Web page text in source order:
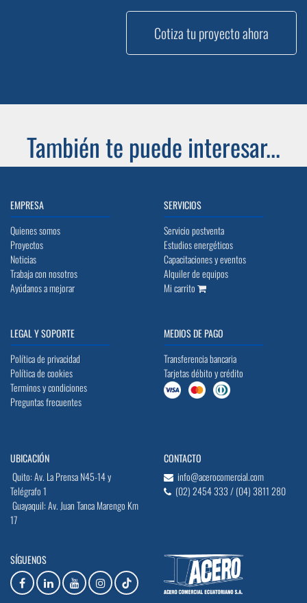
Cotiza tu proyecto ahora
También te puede interesar...
EMPRESA
Quienes somos
Proyectos
Noticias
Trabaja con nosotros
Ayúdanos a mejorar
SERVICIOS
Servicio postventa
Estudios energéticos
Capacitaciones y eventos
Alquiler de equipos
Mi carrito
LEGAL Y SOPORTE
Política de privacidad
Política de cookies
Terminos y condiciones
Preguntas frecuentes
MEDIOS DE PAGO
Transferencia bancaria
Tarjetas débito y crédito
UBICACIÓN
Quito: Av. La Prensa N45-14 y
Telégrafo 1
Guayaquil: Av. Juan Tanca Marengo Km
17
CONTACTO
info@acerocomercial.com
(02) 2454 333 / (04) 3811 280
SÍGUENOS